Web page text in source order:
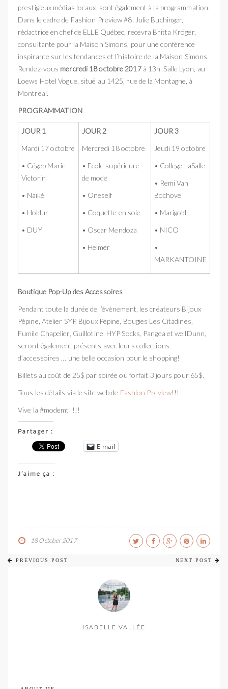
prestigieux médias locaux, sont également à la programmation.
Dans le cadre de Fashion Preview #8, Julie Buchinger,
rédactrice en chef de ELLE Québec, recevra Britta Kröger,
consultante pour la Maison Simons, pour une conférence
inspirante sur les tendances et l’histoire de la Maison Simons.
Rendez-vous mercredi 18 octobre 2017à 13h, Salle Lyon, au
Loews Hotel Vogue , situé au 1425, rue de la Montagne, à
Montréal.
PROGRAMMATION
JOUR 1
Mardi 17 octobre
• Cégep Marie-
Victorin
• Naïké
• Holdur
• DUY
JOUR 2
Mercredi 18 octobre
• Ecole supérieure
de mode
• Oneself
• Coquette en soie
• Oscar Mendoza
• Helmer
JOUR 3
Jeudi 19 octobre
• College LaSalle
• Remi Van
Bochove
• Marigold
• NICO
•
MARKANTOINE
Boutique Pop-Up des Accessoires
Pendant toute la durée de l’évènement, les créateurs Bijoux
Pépine, Atelier SYP, Bijoux Pépine, Bougies Les Citadines,
Fumile Chapelier, Guillotine, HYP Socks, Pangea et wellDunn
seront également présents avec leurs collections
d’accessoires … une belle occasion pour le shopping!
Billets au coût de 25$ par soirée ou forfait 3 jours pour 65$.
Tous les détails via le site web de Fashion Preview!!!
Vive la #modemtl !!!
Partager :
E-mail
J’aime ça :
18 October 2017
PREVIOUS POST NEXT POST
ISABELLE VALLÉE